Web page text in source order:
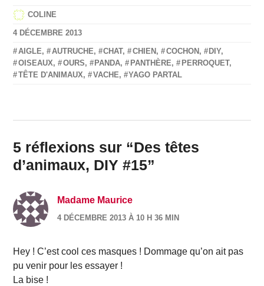
COLINE
4 DÉCEMBRE 2013
AIGLE, AUTRUCHE, CHAT, CHIEN , COCHON , DIY,
OISEAUX, OURS, PANDA, PANTHÈRE, PERROQUET,
TÊTE D'ANIMAUX, VACHE, YAGO PARTAL
5 réflexions sur “Des têtes
d’animaux, DIY #15”
Madame Maurice
4 DÉCEMBRE 2013 À 10 H 36 MIN
Hey ! C’est cool ces masques ! Dommage qu’on ait pas
pu venir pour les essayer !
La bise !